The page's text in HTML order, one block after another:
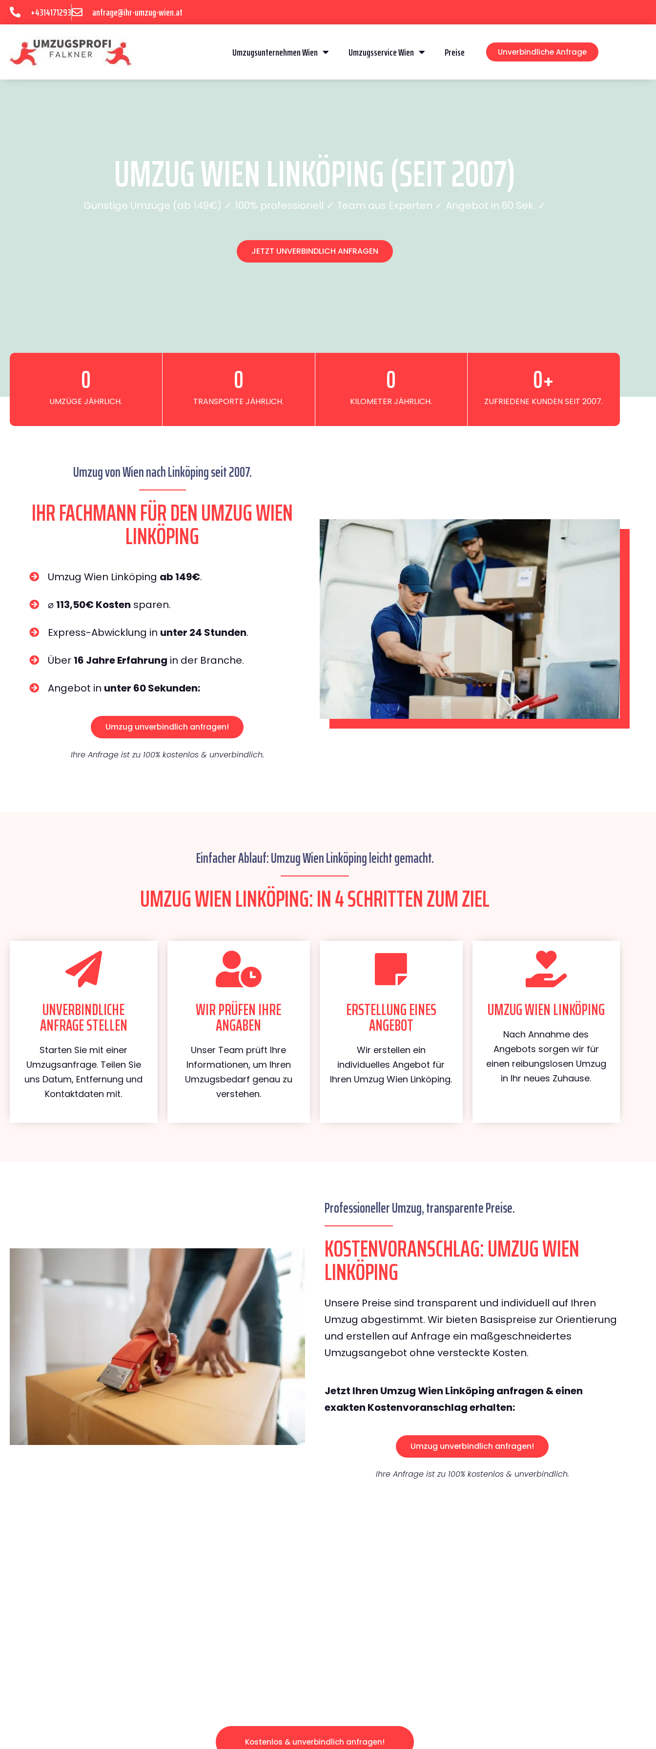
+4314171293 anfrage@ihr-umzug-wien.at
Umzugsunternehmen Wien Umzugsservice Wien Preise Unverbindliche Anfrage
UMZUG WIEN LINKÖPING (SEIT 2007)
Günstige Umzüge (ab 149€) ✓ 100% professionell ✓ Team aus Experten ✓ Angebot in 60 Sek. ✓
JETZT UNVERBINDLICH ANFRAGEN
UMZÜGE JÄHRLICH.
0
TRANSPORTE JÄHRLICH.
0
KILOMETER JÄHRLICH.
0
ZUFRIEDENE KUNDEN SEIT 2007.
0+
Umzug von Wien nach Linköping seit 2007.
IHR FACHMANN FÜR DEN UMZUG WIEN
LINKÖPING
Umzug Wien Linköping ab 149€.
⌀ 113,50€ Kosten sparen.
Express-Abwicklung in unter 24 Stunden.
Über 16 Jahre Erfahrung in der Branche.
Angebot in unter 60 Sekunden:
Umzug unverbindlich anfragen!
Ihre Anfrage ist zu 100% kostenlos & unverbindlich.
Einfacher Ablauf: Umzug Wien Linköping leicht gemacht.
UMZUG WIEN LINKÖPING: IN 4 SCHRITTEN ZUM ZIEL
UNVERBINDLICHE
ANFRAGE STELLEN
Starten Sie mit einer
Umzugsanfrage. Teilen Sie
uns Datum, Entfernung und
Kontaktdaten mit.
WIR PRÜFEN IHRE
ANGABEN
Unser Team prüft Ihre
Informationen, um Ihren
Umzugsbedarf genau zu
verstehen.
ERSTELLUNG EINES
ANGEBOT
Wir erstellen ein
individuelles Angebot für
Ihren Umzug Wien Linköping.
UMZUG WIEN LINKÖPING
Nach Annahme des
Angebots sorgen wir für
einen reibungslosen Umzug
in Ihr neues Zuhause.
Professioneller Umzug, transparente Preise.
KOSTENVORANSCHLAG: UMZUG WIEN
LINKÖPING
Unsere Preise sind transparent und individuell auf Ihren
Umzug abgestimmt. Wir bieten Basispreise zur Orientierung
und erstellen auf Anfrage ein maßgeschneidertes
Umzugsangebot ohne versteckte Kosten.
Jetzt Ihren Umzug Wien Linköping anfragen & einen
exakten Kostenvoranschlag erhalten:
Umzug unverbindlich anfragen!
Ihre Anfrage ist zu 100% kostenlos & unverbindlich.
Kostenlos & unverbindlich anfragen!